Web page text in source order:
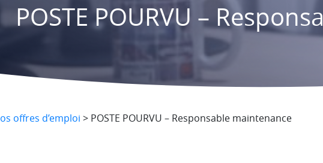
POSTE POURVU –
offres d’emploi > POSTE POURVU – Responsable maintenance